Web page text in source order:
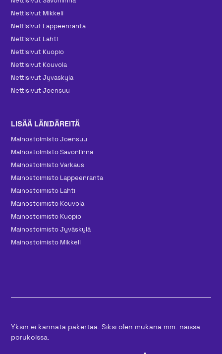
Nettisivut Mikkeli
Nettisivut Lappeenranta
Nettisivut Lahti
Nettisivut Kuopio
Nettisivut Kouvola
Nettisivut Jyväskylä
Nettisivut Joensuu
LISÄÄ LÄNDÄREITÄ
Mainos­toimisto Joensuu
Mainos­toimisto Savonlinna
Mainos­toimisto Varkaus
Mainos­toimisto Lappeenranta
Mainos­toimisto Lahti
Mainos­toimisto Kouvola
Mainos­toimisto Kuopio
Mainos­toimisto Jyväskylä
Mainos­toimisto Mikkeli
Yksin ei kannata pakertaa. Siksi olen mukana mm. näissä
porukoissa.